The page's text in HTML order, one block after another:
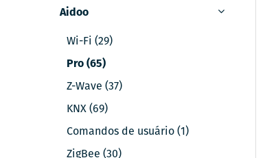
Aidoo
Wi-Fi (29)
Pro (65)
Z-Wave (37)
KNX (69)
Comandos de usuário (1)
ZigBee (30)